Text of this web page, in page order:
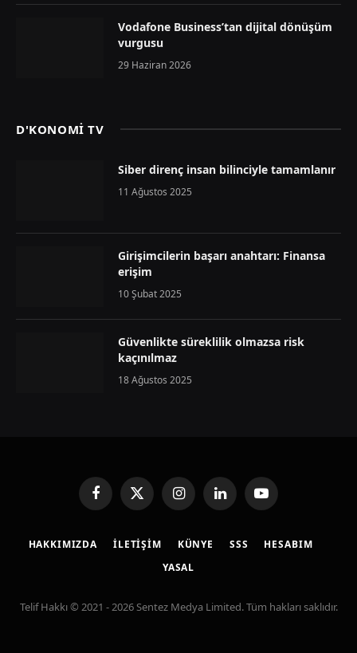
Vodafone Business’tan dijital dönüşüm
vurgusu
29 Haziran 2026
D'KONOMİ TV
Siber direnç insan bilinciyle tamamlanır
11 Ağustos 2025
Girişimcilerin başarı anahtarı: Finansa
erişim
10 Şubat 2025
Güvenlikte süreklilik olmazsa risk
kaçınılmaz
18 Ağustos 2025
FacebookX
(Twitter)
InstagramLinkedInYouTube
HAKKIMIZDA İLETIŞIM KÜNYE SSS
HESABIM
YASAL
Telif Hakkı © 2021 - 2026 Sentez Medya Limited. Tüm hakları saklıdır.